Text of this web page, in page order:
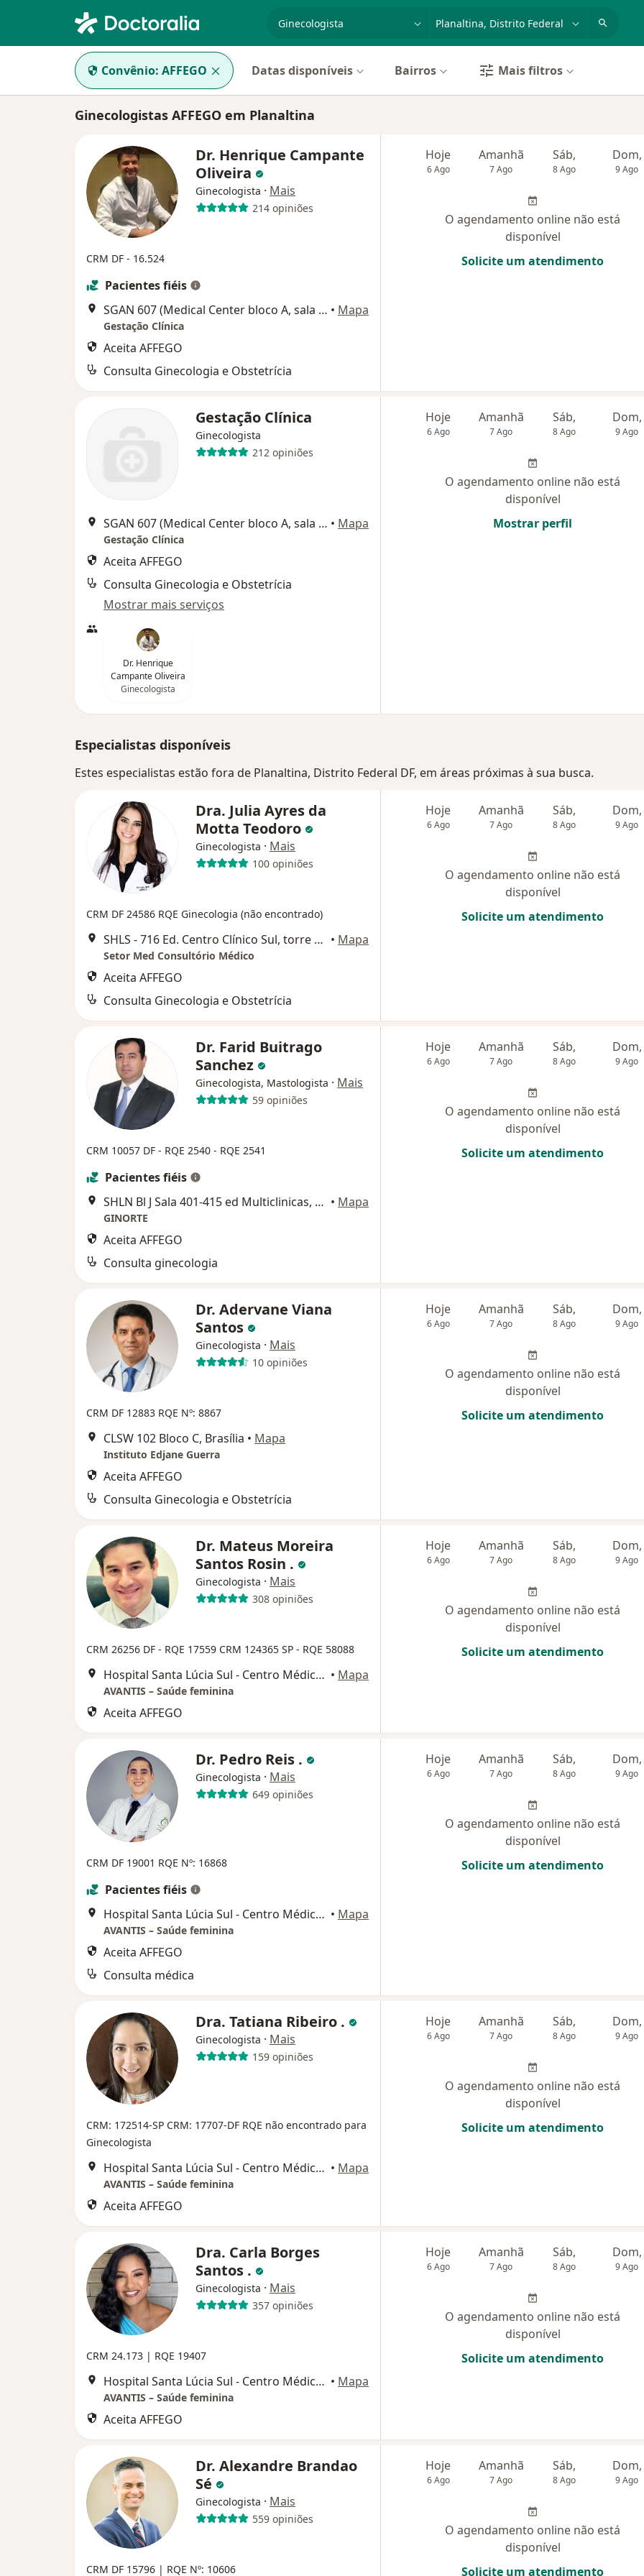
Convênio: AFFEGO Datas disponíveis Bairros Mais filtros
Ginecologistas AFFEGO em Planaltina
Dr. Henrique Campante
Oliveira
Ginecologista · Mais
214 opiniões
CRM DF - 16.524
Pacientes fiéis
SGAN 607 (Medical Center bloco A, sala 301), Brasília • Mapa
Gestação Clínica
Aceita AFFEGO
Consulta Ginecologia e Obstetrícia
Hoje
6 Ago
Amanhã
7 Ago
Sáb,
8 Ago
Dom,
9 Ago
O agendamento online não está
disponível
Solicite um atendimento
Gestação Clínica
Ginecologista
212 opiniões
SGAN 607 (Medical Center bloco A, sala 301), Brasília • Mapa
Gestação Clínica
Aceita AFFEGO
Consulta Ginecologia e Obstetrícia
Mostrar mais serviços
Dr. Henrique
Campante Oliveira
Ginecologista
Hoje
6 Ago
Amanhã
7 Ago
Sáb,
8 Ago
Dom,
9 Ago
O agendamento online não está
disponível
Mostrar perfil
Especialistas disponíveis
Estes especialistas estão fora de Planaltina, Distrito Federal DF, em áreas próximas à sua busca.
Dra. Julia Ayres da
Motta Teodoro
Ginecologista · Mais
100 opiniões
CRM DF 24586 RQE Ginecologia (não encontrado)
SHLS - 716 Ed. Centro Clínico Sul, torre 1, 2° andar, sala 207/209, Brasília • Mapa
Setor Med Consultório Médico
Aceita AFFEGO
Consulta Ginecologia e Obstetrícia
Hoje
6 Ago
Amanhã
7 Ago
Sáb,
8 Ago
Dom,
9 Ago
O agendamento online não está
disponível
Solicite um atendimento
Dr. Farid Buitrago
Sanchez
Ginecologista, Mastologista · Mais
59 opiniões
CRM 10057 DF - RQE 2540 - RQE 2541
Pacientes fiéis
SHLN Bl J Sala 401-415 ed Multiclinicas, Brasília • Mapa
GINORTE
Aceita AFFEGO
Consulta ginecologia
Hoje
6 Ago
Amanhã
7 Ago
Sáb,
8 Ago
Dom,
9 Ago
O agendamento online não está
disponível
Solicite um atendimento
Dr. Adervane Viana
Santos
Ginecologista · Mais
10 opiniões
CRM DF 12883 RQE Nº: 8867
CLSW 102 Bloco C, Brasília • Mapa
Instituto Edjane Guerra
Aceita AFFEGO
Consulta Ginecologia e Obstetrícia
Hoje
6 Ago
Amanhã
7 Ago
Sáb,
8 Ago
Dom,
9 Ago
O agendamento online não está
disponível
Solicite um atendimento
Dr. Mateus Moreira
Santos Rosin .
Ginecologista · Mais
308 opiniões
CRM 26256 DF - RQE 17559 CRM 124365 SP - RQE 58088
Hospital Santa Lúcia Sul - Centro Médico de Brasília - Cuidar + | CRB - Salas 10, 12 e 13, Brasília • Mapa
AVANTIS – Saúde feminina
Aceita AFFEGO
Hoje
6 Ago
Amanhã
7 Ago
Sáb,
8 Ago
Dom,
9 Ago
O agendamento online não está
disponível
Solicite um atendimento
Dr. Pedro Reis .
Ginecologista · Mais
649 opiniões
CRM DF 19001 RQE Nº: 16868
Pacientes fiéis
Hospital Santa Lúcia Sul - Centro Médico de Brasília - Cuidar + | CRB - Salas 10, 12 e 13, Brasília • Mapa
AVANTIS – Saúde feminina
Aceita AFFEGO
Consulta médica
Hoje
6 Ago
Amanhã
7 Ago
Sáb,
8 Ago
Dom,
9 Ago
O agendamento online não está
disponível
Solicite um atendimento
Dra. Tatiana Ribeiro .
Ginecologista · Mais
159 opiniões
CRM: 172514-SP CRM: 17707-DF RQE não encontrado para
Ginecologista
Hospital Santa Lúcia Sul - Centro Médico de Brasília - Cuidar + | CRB - Salas 10, 12 e 13, Brasília • Mapa
AVANTIS – Saúde feminina
Aceita AFFEGO
Hoje
6 Ago
Amanhã
7 Ago
Sáb,
8 Ago
Dom,
9 Ago
O agendamento online não está
disponível
Solicite um atendimento
Dra. Carla Borges
Santos .
Ginecologista · Mais
357 opiniões
CRM 24.173 | RQE 19407
Hospital Santa Lúcia Sul - Centro Médico de Brasília - Cuidar + | CRB - Salas 10, 12 e 13, Brasília • Mapa
AVANTIS – Saúde feminina
Aceita AFFEGO
Hoje
6 Ago
Amanhã
7 Ago
Sáb,
8 Ago
Dom,
9 Ago
O agendamento online não está
disponível
Solicite um atendimento
Dr. Alexandre Brandao
Sé
Ginecologista · Mais
559 opiniões
CRM DF 15796 | RQE Nº: 10606
Hoje
6 Ago
Amanhã
7 Ago
Sáb,
8 Ago
Dom,
9 Ago
O agendamento online não está
disponível
Solicite um atendimento